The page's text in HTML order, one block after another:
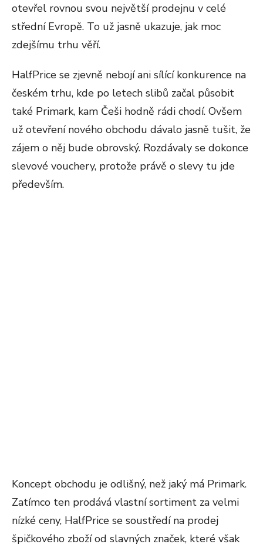
otevřel rovnou svou největší prodejnu v celé
střední Evropě. To už jasně ukazuje, jak moc
zdejšímu trhu věří.
HalfPrice se zjevně nebojí ani sílící konkurence na
českém trhu, kde po letech slibů začal působit
také Primark, kam Češi hodně rádi chodí. Ovšem
už otevření nového obchodu dávalo jasně tušit, že
zájem o něj bude obrovský. Rozdávaly se dokonce
slevové vouchery, protože právě o slevy tu jde
především.
Koncept obchodu je odlišný, než jaký má Primark.
Zatímco ten prodává vlastní sortiment za velmi
nízké ceny, HalfPrice se soustředí na prodej
špičkového zboží od slavných značek, které však